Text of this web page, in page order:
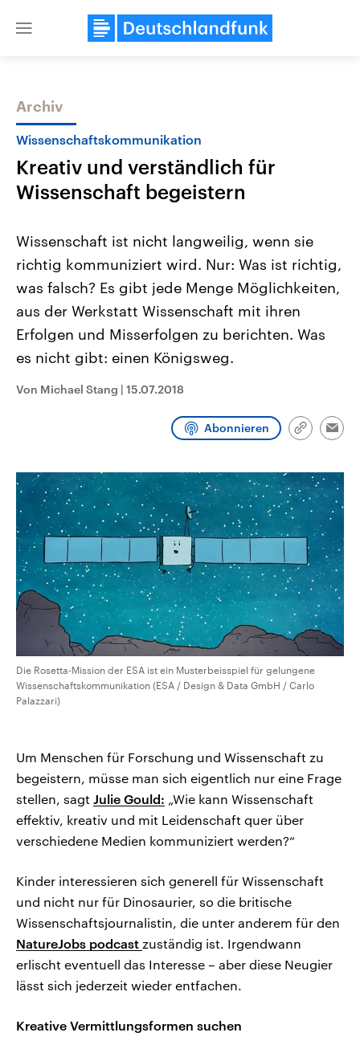
Close
Themen
Landtagswahl Sachsen-Anhalt
2026
Alle Informationen
Sachsen-Anhalt wählt am 6.
September 2026 einen neuen
Landtag. Seit 2021 wird das
Bundesland von einer Koalition aus
CDU, SPD und FDP regiert.-
Umfragen, Prognosen,
Wahlprogramme, aktuelle Berichte
und Kandidaten der anstehenden
USA
Aktuelle Beiträge,
Hintergründe
Wirtschaftlich und
gehören die Vereinigten
den mächtigsten Ländern
mit großem Einfluss auf
aktuelle Weltgeschehen.
Archiv
Wissenschaftskommunikation
Kreativ und verständlich für
Wissenschaft begeistern
Wissenschaft ist nicht langweilig, wenn sie
richtig kommuniziert wird. Nur: Was ist richtig,
was falsch? Es gibt jede Menge Möglichkeiten,
aus der Werkstatt Wissenschaft mit ihren
Erfolgen und Misserfolgen zu berichten. Was
es nicht gibt: einen Königsweg.
Von Michael Stang | 15.07.2018
Abonnieren
Link
Die Rosetta-Mission der ESA ist ein Musterbeisspiel für gelungene
Wissenschaftskommunikation (ESA / Design & Data GmbH / Carlo
Palazzari)
Um Menschen für Forschung und Wissenschaft zu
begeistern, müsse man sich eigentlich nur eine Frage
stellen, sagt Julie Gould: „Wie kann Wissenschaft
effektiv, kreativ und mit Leidenschaft quer über
verschiedene Medien kommuniziert werden?“
Kinder interessieren sich generell für Wissenschaft
und nicht nur für Dinosaurier, so die britische
Wissenschaftsjournalistin, die unter anderem für den
NatureJobs podcast zuständig ist. Irgendwann
erlischt eventuell das Interesse – aber diese Neugier
lässt sich jederzeit wieder entfachen.
Kreative Vermittlungsformen suchen